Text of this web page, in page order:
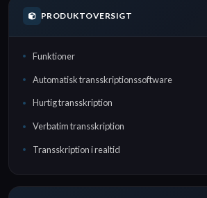
PRODUKTOVERSIGT
Funktioner
Automatisk transskriptionssoftware
Hurtig transskription
Verbatim transskription
Transskription i realtid